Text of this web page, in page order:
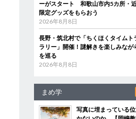
ーがスタート 和歌山市内5カ所・
限定グッズをもらおう
2026年8月8日
長野・筑北村で「ちくほくタイムト
ラリー」開催！謎解きを楽しみなが
を巡る
2026年8月8日
まめ学
写真に埋まっている